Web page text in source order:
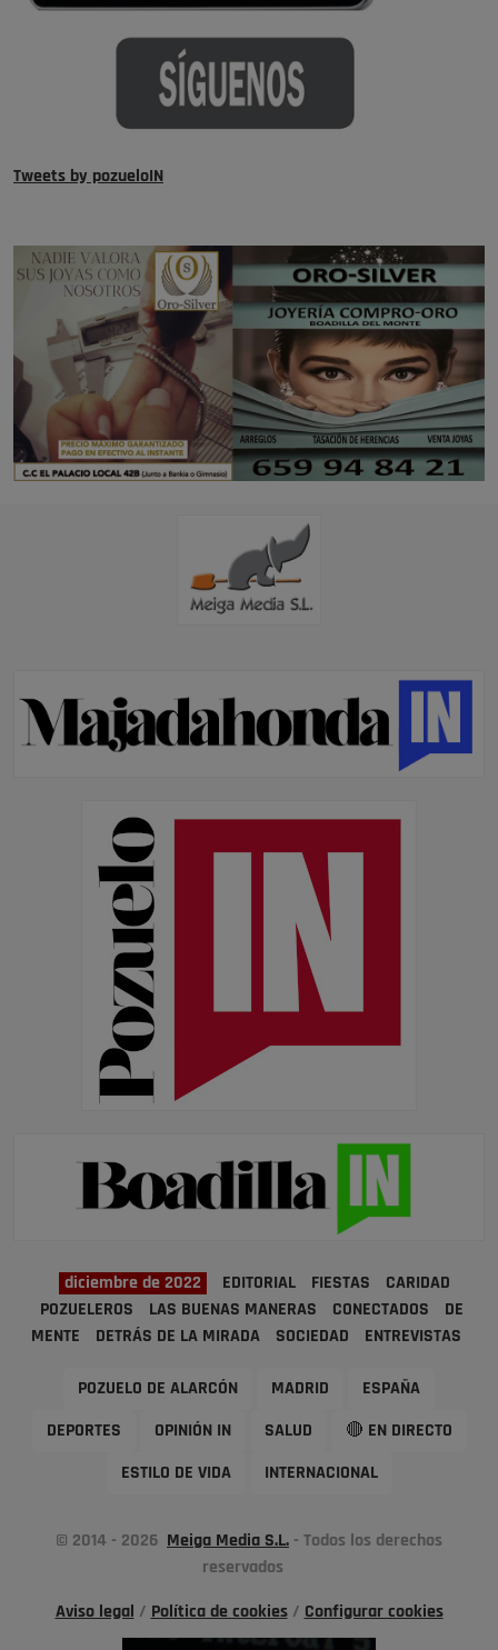
Tweets by pozueloIN
diciembre de 2022 EDITORIAL FIESTAS
CARIDAD
POZUELEROS
LAS BUENAS MANERAS CONECTADOS
DE
MENTE
DETRÁS DE LA MIRADA SOCIEDAD ENTREVISTAS
POZUELO DE ALARCÓN MADRID ESPAÑA
DEPORTES OPINIÓN IN SALUD 🔴 EN DIRECTO
ESTILO DE VIDA INTERNACIONAL
© 2014 - 2026 Meiga Media S.L. - Todos los derechos
reservados
Aviso legal / Política de cookies/ Configurar cookies